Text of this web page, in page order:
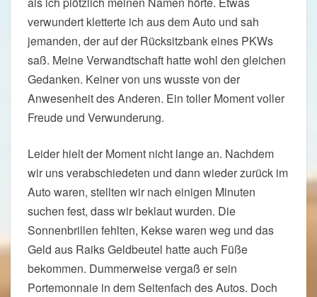
verwundert kletterte ich aus dem Auto und sah
jemanden, der auf der Rücksitzbank eines PKWs
saß. Meine Verwandtschaft hatte wohl den gleichen
Gedanken. Keiner von uns wusste von der
Anwesenheit des Anderen. Ein toller Moment voller
Freude und Verwunderung.
Leider hielt der Moment nicht lange an. Nachdem
wir uns verabschiedeten und dann wieder zurück im
Auto waren, stellten wir nach einigen Minuten
suchen fest, dass wir beklaut wurden. Die
Sonnenbrillen fehlten, Kekse waren weg und das
Geld aus Raiks Geldbeutel hatte auch Füße
bekommen. Dummerweise vergaß er sein
Portemonnaie in dem Seitenfach des Autos. Doch